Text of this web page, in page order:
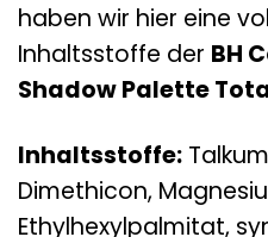
haben wir hier eine
Inhaltsstoffe der BH
Shadow Palette
Inhaltsstoffe:
Dimethicon,
Ethylhexylpalmitat,